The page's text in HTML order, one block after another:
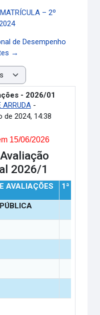
– 2º
de Desempenho
→
- 2026/01
ARRUDA-
2024, 14:38
15/06/2026
2026/1
AVALIAÇÕES 1ª ETAPA